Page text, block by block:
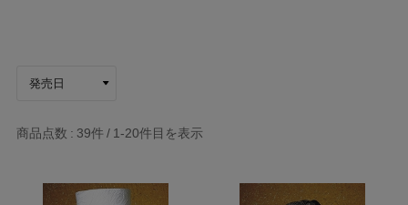
商品点数 39件 1-20件目を表示